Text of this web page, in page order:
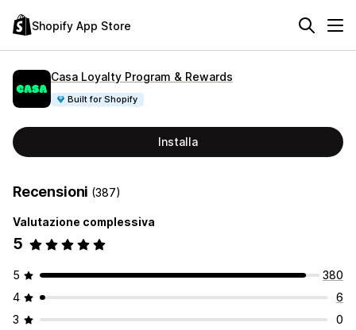
Shopify App Store
Casa Loyalty Program & Rewards
Built for Shopify
Installa
Recensioni (387)
Valutazione complessiva
5
5
380
4
6
3
0